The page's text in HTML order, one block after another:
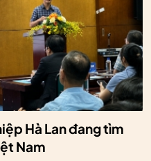
Hà Lan đang tìm
Nam